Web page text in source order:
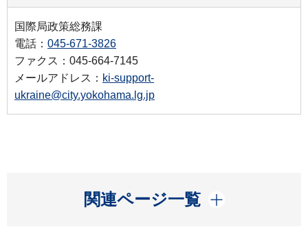
国際局政策総務課
電話： 045-671-3826
ファクス：045-664-7145
メールアドレス： ki-support-
ukraine@city.yokohama.lg.jp
関連ページ一覧
開く